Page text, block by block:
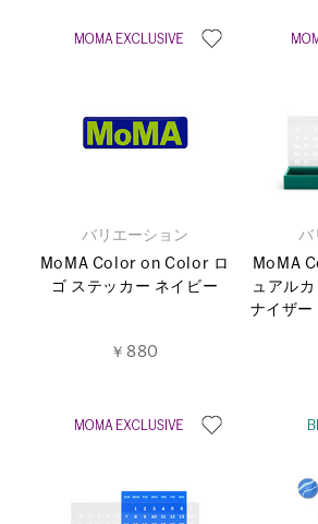
バリエーション
MoMA Color on Color ロ
ゴ ステッカー ネイビー
￥880
バ
MoMA
ュアル
ナイザー